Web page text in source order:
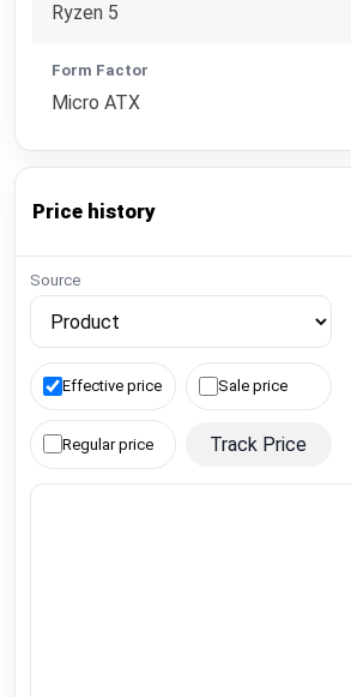
Ryzen 5
Form Factor
Micro ATX
Price history
Source
Effective price Sale price
Regular price Track Price